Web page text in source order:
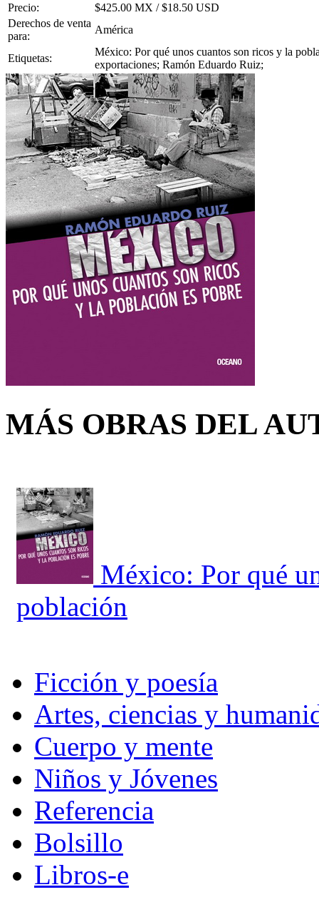
Precio:
$425.00 MX / $18.50 USD
Derechos de venta
para:
América
Etiquetas:
México: Por qué unos cuantos son ricos y la
exportaciones; Ramón Eduardo Ruiz;
MÁS OBRAS DEL
México: Por qué
población
Ficción y poesía
Artes, ciencias y
Cuerpo y mente
Niños y Jóvenes
Referencia
Bolsillo
Libros-e